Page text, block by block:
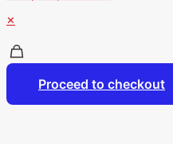
✕
Proceed to checkout